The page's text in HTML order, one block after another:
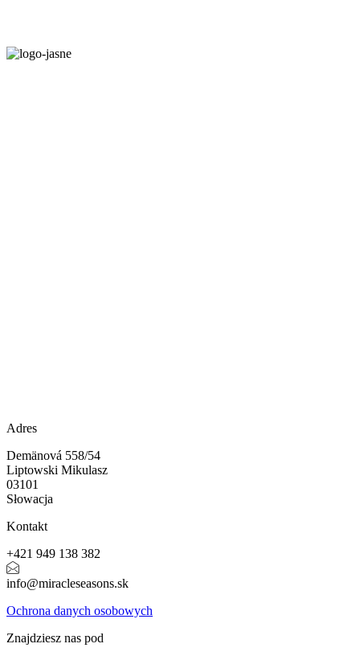
Adres
Demänová 558/54
Liptowski Mikulasz
03101
Słowacja
Kontakt
+421 949 138 382
info@miracleseasons.sk
Ochrona danych osobowych
Znajdziesz nas pod